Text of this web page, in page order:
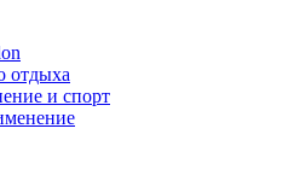
отдыха
и спорт